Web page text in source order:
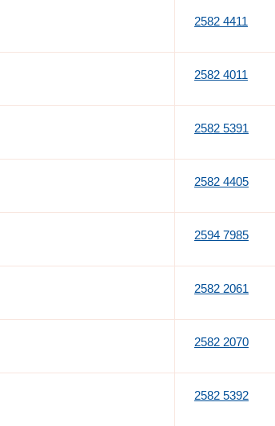
2582 4411
2582 4011
2582 5391
2582 4405
2594 7985
2582 2061
2582 2070
2582 5392